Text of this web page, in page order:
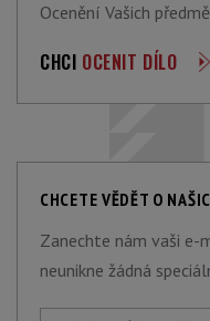
Ocenění Vašich
CHCI OCENIT DÍLO
CHCETE VĚDĚT O
Zanechte nám vaši e-
neunikne žádná